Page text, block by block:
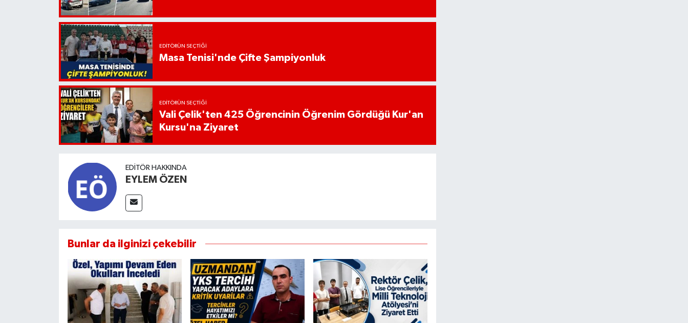
EDITÖRÜN SEÇTIĞI
Masa Tenisi'nde Çifte Şampiyonluk
EDITÖRÜN SEÇTIĞI
Vali Çelik'ten 425 Öğrencinin Öğrenim Gördüğü Kur'an
Kursu'na Ziyaret
EDITÖR HAKKINDA
EYLEM ÖZEN
Bunlar da ilginizi çekebilir